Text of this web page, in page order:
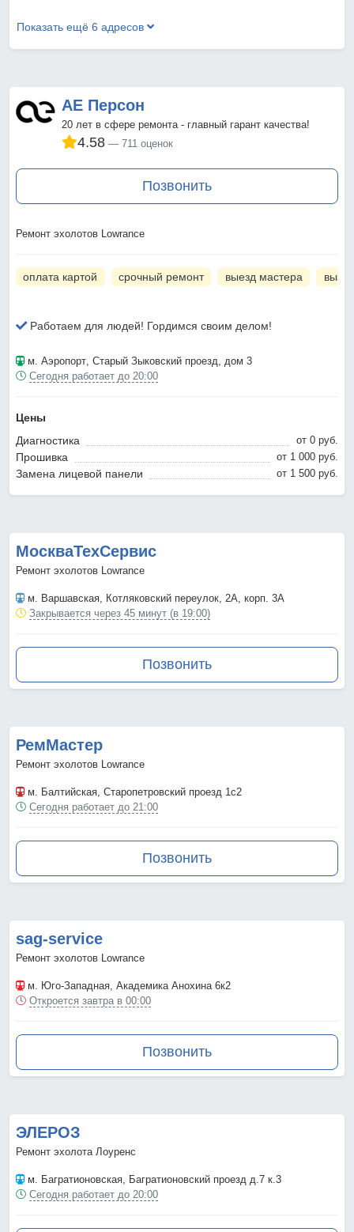
Показать ещё 6 адресов
АЕ Персон
20 лет в сфере ремонта - главный гарант качества!
4.58 711 оценок
Позвонить
Ремонт эхолотов Lowrance
оплата картой срочный ремонт выезд мастера
Работаем для людей! Гордимся своим делом!
м. Аэропорт, Старый Зыковский проезд, дом 3
Сегодня работает до 20:00
Цены
Диагностика
от 0 pyб.
Прошивка от 1 000 pyб.
Замена лицевой панели от 1 500 pyб.
МоскваТехСервис
Ремонт эхолотов Lowrance
м. Варшавская, Котляковский переулок, 2А, корп. 3А
Закрывается через 45 минут (в 19:00)
Позвонить
РемМастер
Ремонт эхолотов Lowrance
м. Балтийская, Старопетровский проезд 1с2
Сегодня работает до 21:00
Позвонить
sag-service
Ремонт эхолотов Lowrance
м. Юго-Западная, Академика Анохина 6к2
Откроется завтра в 00:00
Позвонить
ЭЛЕРОЗ
Ремонт эхолота Лоуренс
м. Багратионовская, Багратионовский проезд д.7 к.3
Сегодня работает до 20:00